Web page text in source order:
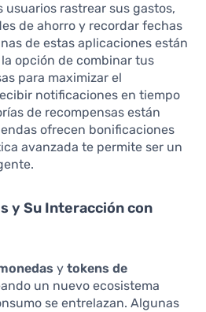
usuarios rastrear sus gastos,
de ahorro y recordar fechas
de estas aplicaciones están
opción de combinar tus
para maximizar el
notificaciones en tiempo
de recompensas están
ofrecen bonificaciones
avanzada te permite ser un
y Su Interacción con
y tokens de
un nuevo ecosistema
se entrelazan. Algunas